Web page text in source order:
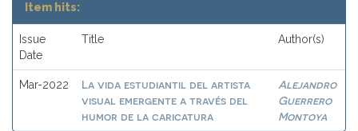
Item hits:
Issue
Date
Title Author(s)
Mar-2022
La vida estudiantil del artista
visual emergente a través del
humor de la caricatura
Alejandro
Guerrero
Montoya